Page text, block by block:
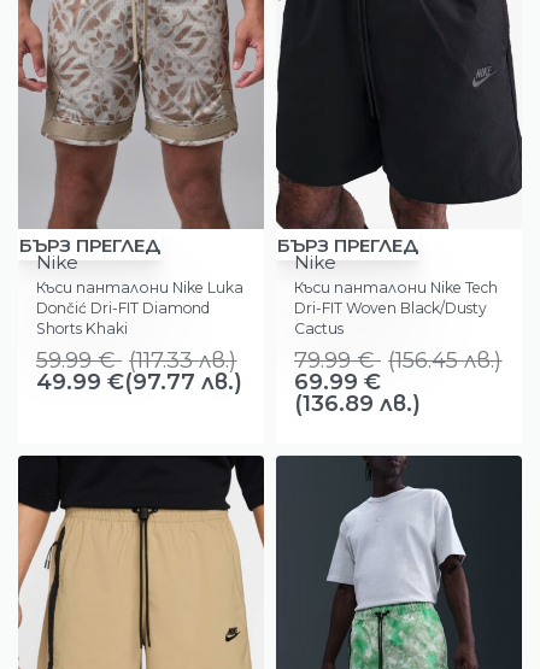
-17%
БЪРЗ ПРЕГЛЕД
Nike
Къси панталони Nike Luka
Dončić Dri-FIT Diamond
Shorts Khaki
59.99€ (117.33лв.)
49.99 €(97.77 лв.)
-13%
БЪРЗ ПРЕГЛЕД
Nike
Къси панталони Nike Tech
Dri-FIT Woven Black/Dusty
Cactus
79.99€ (156.45лв.)
69.99 €
(136.89 лв.)